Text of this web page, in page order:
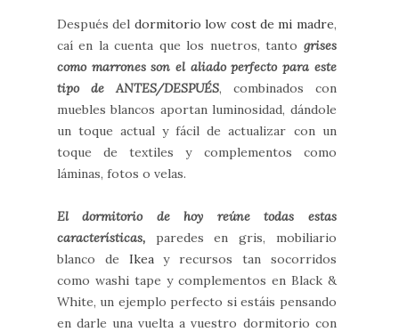
Después del dormitorio low cost de mi madre,
caí en la cuenta que los nuetros, tanto grises
como marrones son el aliado perfecto para este
tipo de ANTES/DESPUÉS, combinados con
muebles blancos aportan luminosidad, dándole
un toque actual y fácil de actualizar con un
toque de textiles y complementos como
láminas, fotos o velas.
El dormitorio de hoy reúne todas estas
características, paredes en gris, mobiliario
blanco de Ikeay recursos tan socorridos
como washi tape y complementos en Black &
White, un ejemplo perfecto si estáis pensando
en darle una vuelta a vuestro dormitorio con